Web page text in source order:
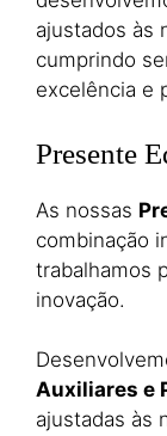
ajustados às
cumprindo
excelência e
Presente
As nossas
combinação
trabalhamos
inovação.
Auxiliares e
ajustadas às